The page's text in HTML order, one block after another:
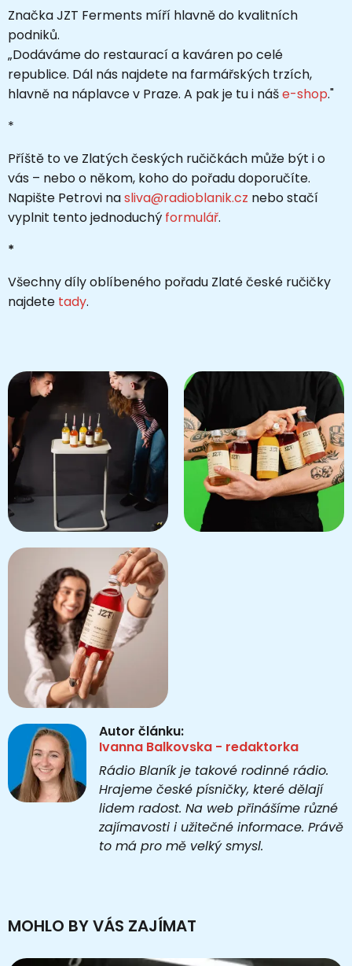
Značka JZT Ferments míří hlavně do kvalitních
podniků.
„Dodáváme do restaurací a kaváren po celé
republice. Dál nás najdete na farmářských trzích,
hlavně na náplavce v Praze. A pak je tu i náše-shop."
*
Příště to ve Zlatých českých ručičkách může být i o
vás – nebo o někom, koho do pořadu doporučíte.
Napište Petrovi nasliva@radioblanik.cz nebo stačí
vyplnit tento jednoduchý formulář.
*
Všechny díly oblíbeného pořadu Zlaté české ručičky
najdete tady.
Autor článku:
Ivanna Balkovska - redaktorka
Rádio Blaník je takové rodinné rádio.
Hrajeme české písničky, které dělají
lidem radost. Na web přinášíme různé
zajímavosti i užitečné informace. Právě
to má pro mě velký smysl.
MOHLO BY VÁS ZAJÍMAT